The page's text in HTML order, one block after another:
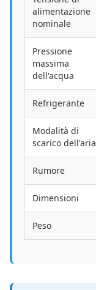
alimentazione
nominale
Pressione
massima
dell'acqua
Refrigerante
Modalità di
scarico dell'aria
Rumore
Dimensioni
Peso